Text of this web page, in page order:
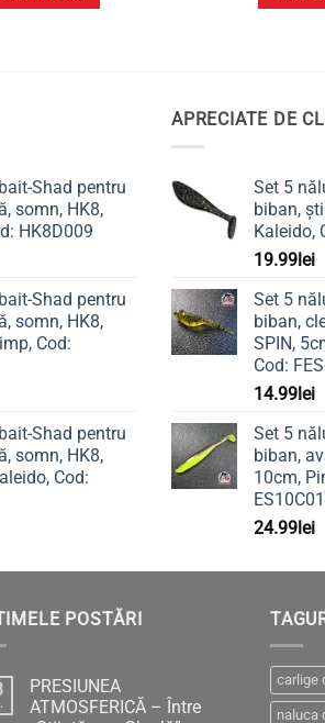
Shad pentru
somn, HK8,
HK8D009
Shad pentru
somn, HK8,
Cod:
Shad pentru
somn, HK8,
Cod:
APRECIATE DE
Set 5
biban,
Kaleido,
19.99lei
Set 5
biban,
SPIN,
Cod:
14.99lei
Set 5
biban,
10cm,
24.99lei
POSTĂRI
PRESIUNEA
ATMOSFERICĂ – Între
carlige
naluca